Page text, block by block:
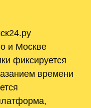
и Москве
фиксируется
времени